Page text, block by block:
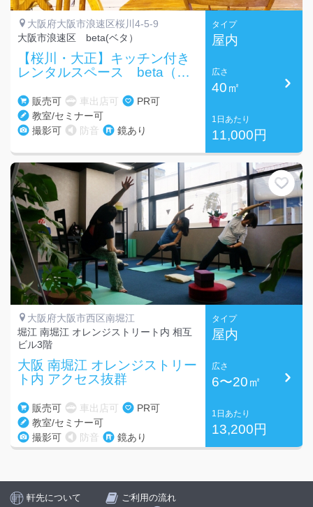
大阪府大阪市浪速区桜川4-5-9
大阪市浪速区 beta(ベタ）
【桜川・大正】キッチン付き
レンタルスペース beta（ベ
販売可 車出店可
PR可
教室/セミナー可
撮影可
防音 鏡あり
タイプ
屋内
広さ
40㎡
1日あたり
11,000円
大阪府大阪市西区南堀江
堀江 南堀江 オレンジストリート内 相互
ビル3階
大阪 南堀江 オレンジストリー
ト内 アクセス抜群
販売可 車出店可
PR可
教室/セミナー可
撮影可
防音 鏡あり
タイプ
屋内
広さ
6〜20㎡
1日あたり
13,200円
軒先について
ご利用の流れ